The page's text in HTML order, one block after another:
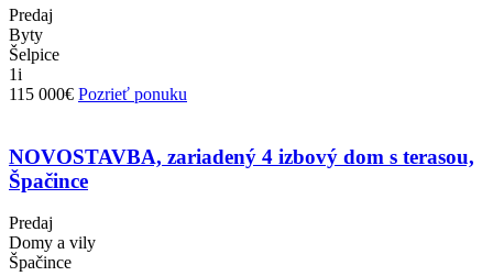
Predaj
Byty
Šelpice
1i
115 000€ Pozrieť ponuku
NOVOSTAVBA, zariadený 4 izbový dom s terasou,
Špačince
Predaj
Domy a vily
Špačince